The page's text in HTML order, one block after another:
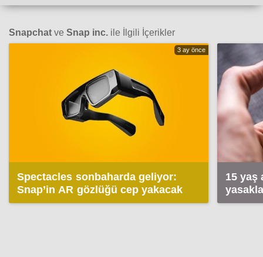
Snapchat ve Snap inc. ile İlgili İçerikler
3 ay önce
Spectacles sonbaharda geliyor:
Snap’in AR gözlüğü cep yakacak
15 yaş
oldu